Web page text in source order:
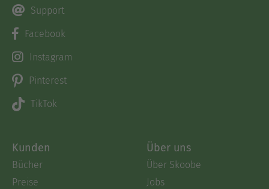
Support
Facebook
Instagram
Pinterest
TikTok
Kunden
Bücher
Preise
Über uns
Über Skoobe
Jobs